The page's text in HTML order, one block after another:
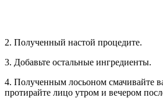
2. Полученный настой процедите.
3. Добавьте остальные ингредиенты.
4. Полученным лосьоном смачивайте
протирайте лицо утром и вечером